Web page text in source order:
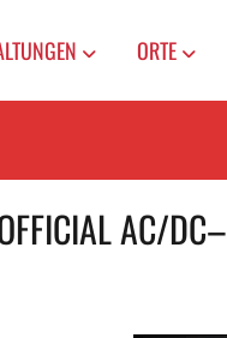
ORTE
AC/DC–